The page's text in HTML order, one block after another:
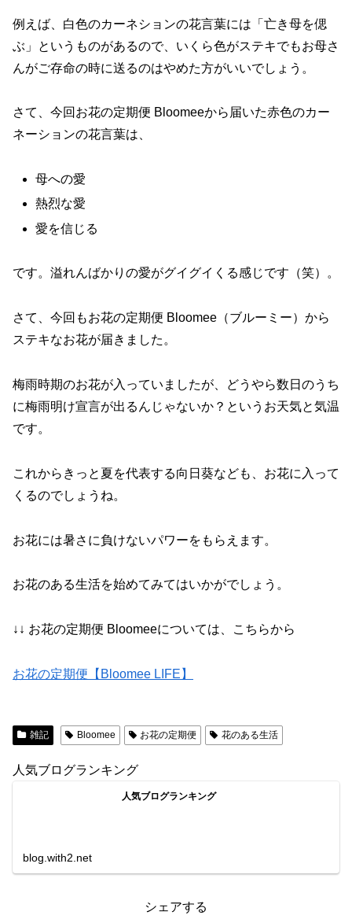
例えば、白色のカーネションの花言葉には「亡き母を偲
ぶ」というものがあるので、いくら色がステキでもお母さ
んがご存命の時に送るのはやめた方がいいでしょう。
さて、今回お花の定期便 Bloomeeから届いた赤色のカー
ネーションの花言葉は、
母への愛
熱烈な愛
愛を信じる
です。溢れんばかりの愛がグイグイくる感じです（笑）。
さて、今回もお花の定期便 Bloomee（ブルーミー）から
ステキなお花が届きました。
梅雨時期のお花が入っていましたが、どうやら数日のうち
に梅雨明け宣言が出るんじゃないか？というお天気と気温
です。
これからきっと夏を代表する向日葵なども、お花に入って
くるのでしょうね。
お花には暑さに負けないパワーをもらえます。
お花のある生活を始めてみてはいかがでしょう。
↓↓ お花の定期便 Bloomeeについては、こちらから
お花の定期便【Bloomee LIFE】
雑記 Bloomee お花の定期便 花のある生活
人気ブログランキング
人気ブログランキング
blog.with2.net
シェアする